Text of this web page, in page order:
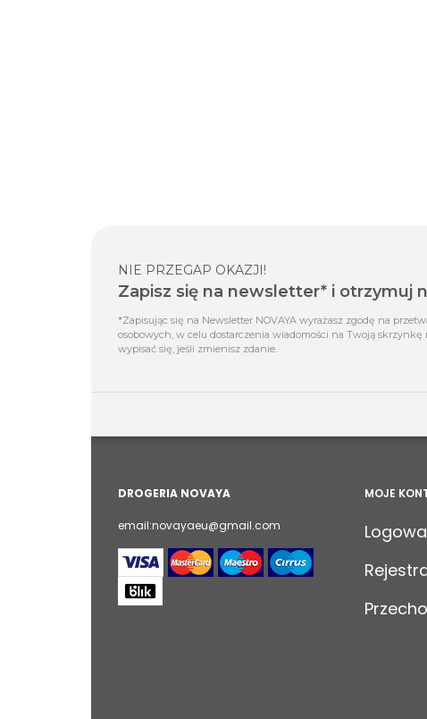
NIE PRZEGAP OKAZJI!
Zapisz się na newsletter* i otrzymuj
*Zapisując się na Newsletter NOVAYA wyrażasz zgodę na
osobowych, w celu dostarczenia wiadomości na Twoją
wypisać się, jeśli zmienisz zdanie.
DROGERIA NOVAYA
email:novayaeu@gmail.com
MOJE